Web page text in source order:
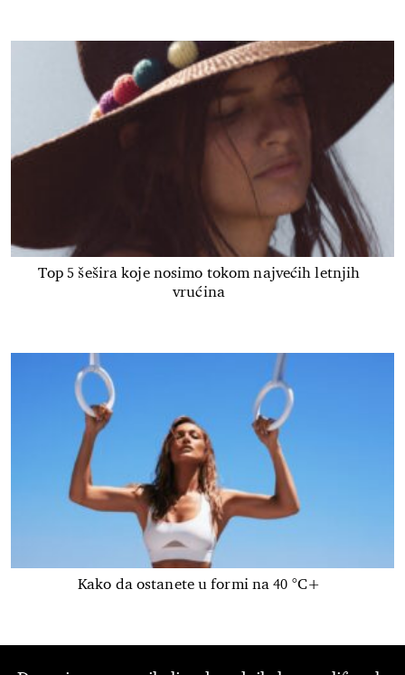
Top 5 šešira koje nosimo tokom najvećih letnjih
vrućina
Kako da ostanete u formi na 40 °C+